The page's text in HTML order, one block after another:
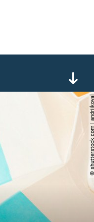
© shutterstock.com | andriikoval